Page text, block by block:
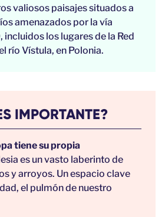
valiosos paisajes situados a
amenazados por la vía
incluidos los lugares de la Red
río Vístula, en Polonia.
IMPORTANTE?
tiene su propia
es un vasto laberinto de
y arroyos. Un espacio clave
el pulmón de nuestro